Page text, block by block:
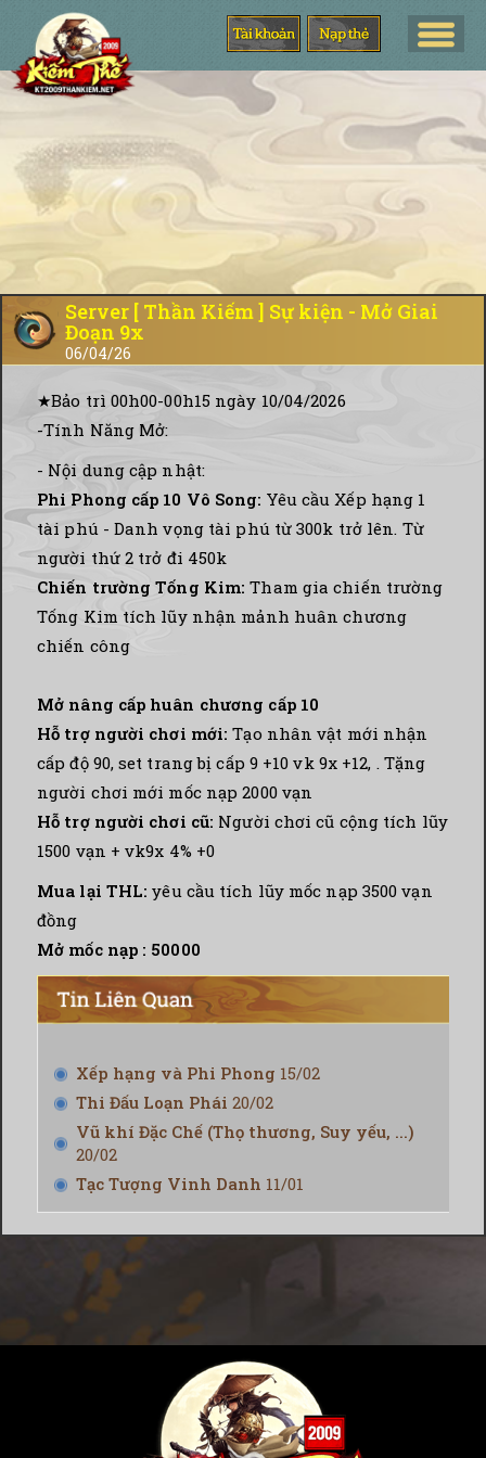
Server [ Thần Kiếm ] Sự kiện - Mở Giai
Đoạn 9x
06/04/26
★Bảo trì 00h00-00h15 ngày 10/04/2026
-Tính Năng Mở:
- Nội dung cập nhật:
Phi Phong cấp 10 Vô Song: Yêu cầu Xếp hạng 1
tài phú - Danh vọng tài phú từ 300k trở lên. Từ
người thứ 2 trở đi 450k
Chiến trường Tống Kim: Tham gia chiến trường
Tống Kim tích lũy nhận mảnh huân chương
chiến công
Mở nâng cấp huân chương cấp 10
Hỗ trợ người chơi mới:Tạo nhân vật mới nhận
cấp độ 90, set trang bị cấp 9 +10 vk 9x +12, . Tặng
người chơi mới mốc nạp 2000 vạn
Hỗ trợ người chơi cũ: Người chơi cũ cộng tích lũy
1500 vạn + vk9x 4% +0
Mua lại THL: yêu cầu tích lũy mốc nạp 3500 vạn
đồng
Mở mốc nạp : 50000
Xếp hạng và Phi Phong 15/02
Thi Đấu Loạn Phái 20/02
Vũ khí Đặc Chế (Thọ thương, Suy yếu, ...)
20/02
Tạc Tượng Vinh Danh 11/01